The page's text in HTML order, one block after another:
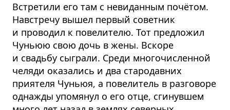
Встретили его там с невиданным почётом.
Навстречу вышел первый советник
и проводил к повелителю. Тот предложил
Чуньюю свою дочь в жены. Вскоре
и свадьбу сыграли. Среди многочисленной
челяди оказались и два стародавних
приятеля Чуньюя, а повелитель в разговоре
однажды упомянул о его отце, сгинувшем